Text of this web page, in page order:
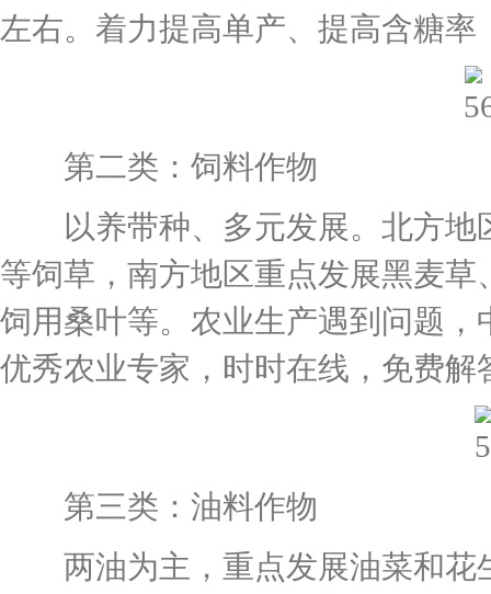
左右。着力提高单产、提高含糖
第二类：饲料作物
以养带种、多元发展。北方地
等饲草，南方地区重点发展黑麦
饲用桑叶等。农业生产遇到问题
优秀农业专家，时时在线，免费解
第三类：油料作物
两油为主，重点发展油菜和花